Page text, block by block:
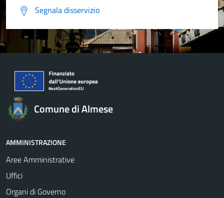
Segnala disservizio
Comune di Almese
AMMINISTRAZIONE
Aree Amministrative
Uffici
Organi di Governo